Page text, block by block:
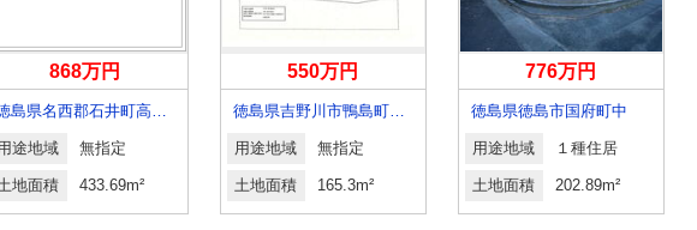
868万円
徳島県名西郡石井町高川原字桜間
途地域 無指定
地面積 433.69m²
550万円
徳島県吉野川市鴨島町牛島
用途地域 無指定
土地面積 165.3m²
776万円
徳島県徳島市国府町中
用途地域 １種住居
土地面積 202.89m²